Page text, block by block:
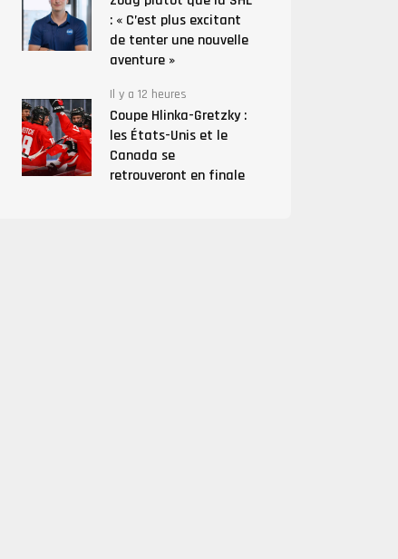
: « C’est plus excitant
de tenter une nouvelle
aventure »
Il y a 12 heures
Coupe Hlinka-Gretzky :
les États-Unis et le
Canada se
retrouveront en finale